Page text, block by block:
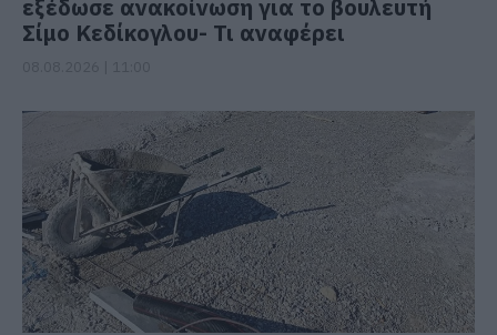
εξέδωσε ανακοίνωση για το βουλευτή
Σίμο Κεδίκογλου- Τι αναφέρει